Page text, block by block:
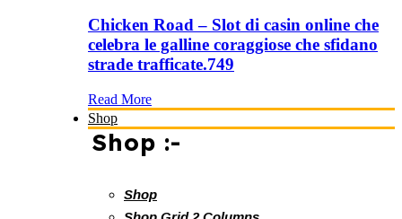
Read More
Shop
Shop :-
Shop
Shop Grid 2 Columns
Shop Grid 4 Columns